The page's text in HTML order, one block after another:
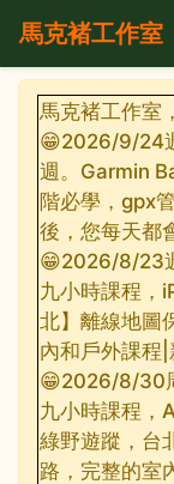
馬克褚工作室
馬克褚工作室
😁2026/9/24
週。Garmin
階必學，gpx
後，您每天都
😁2026/8/23
九小時課程，
北】離線地圖
內和戶外課程
😁2026/8/30
九小時課程，
綠野遊蹤，台
路，完整的室